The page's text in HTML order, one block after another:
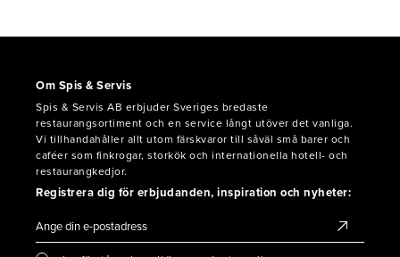
Om Spis & Servis
Spis & Servis AB erbjuder Sveriges bredaste
restaurangsortiment och en service långt utöver det vanliga.
Vi tillhandahåller allt utom färskvaror till såväl små barer och
caféer som finkrogar, storkök och internationella hotell- och
restaurangkedjor.
Registrera dig för erbjudanden, inspiration och nyheter: